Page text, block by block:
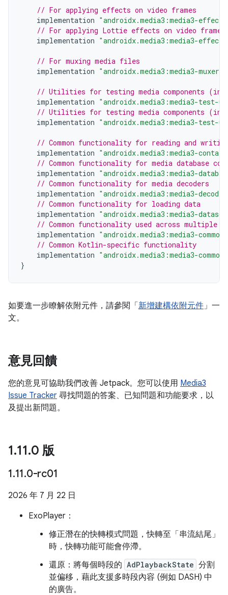
// For applying effects on video frames
implementation "androidx.media3:media3-
// For applying Lottie effects on video frames
implementation "androidx.media3:media3-
// For muxing media files
implementation "androidx.media3:media3-
// Utilities for testing media components
implementation "androidx.media3:media3-test-
// Utilities for testing media components
implementation "androidx.media3:media3-test-
// Common functionality for reading and
implementation "androidx.media3:media3-
// Common functionality for media database
implementation "androidx.media3:media3-
// Common functionality for media decoders
implementation "androidx.media3:media3-
// Common functionality for loading data
implementation "androidx.media3:media3-
// Common functionality used across multiple
implementation "androidx.media3:media3-
// Common Kotlin-specific functionality
implementation "androidx.media3:media3-
}
如要進一步瞭解依附元件，請參閱「 新增建構依附元件」一
文。
意見回饋
您的意見可協助我們改善 Jetpack。您可以使用 Media3
Issue Tracker 尋找問題的答案、已知問題和功能要求，以
及提出新問題。
1.11.0 版
1.11.0-rc01
2026 年 7 月 22 日
ExoPlayer：
修正潛在的快轉模式問題，快轉至「串流結尾」
時，快轉功能可能會停滯。
還原：將每個時段的 AdPlaybackState 分割
並偏移，藉此支援多時段內容 (例如 DASH) 中
的廣告。